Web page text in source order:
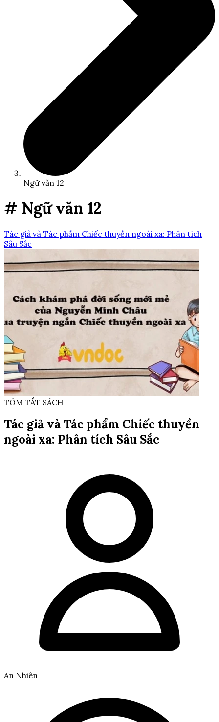
Ngữ văn 12
# Ngữ văn 12
Tác giả và Tác phẩm Chiếc thuyền ngoài xa: Phân tích
Sâu Sắc
TÓM TẮT SÁCH
Tác giả và Tác phẩm Chiếc thuyền
ngoài xa: Phân tích Sâu Sắc
An Nhiên